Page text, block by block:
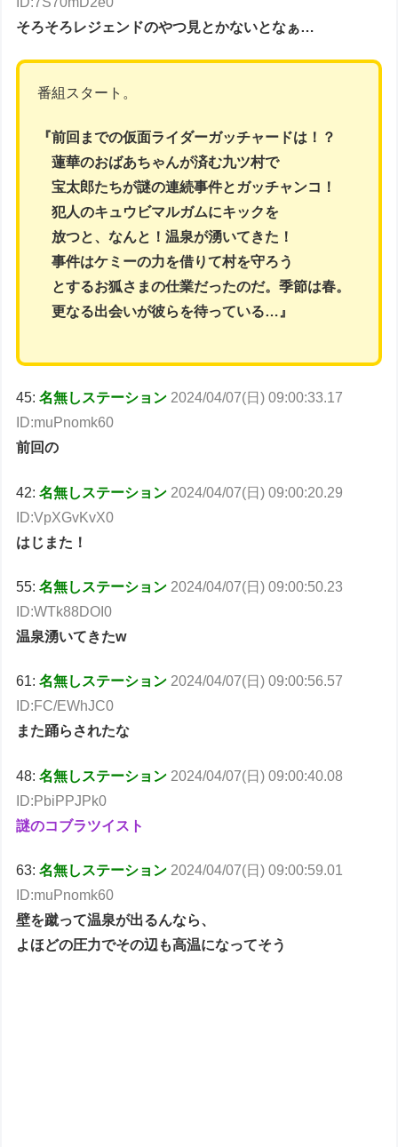
そろそろレジェンドのやつ見とかないとなぁ…
番組スタート。
『前回までの仮面ライダーガッチャードは！？
蓮華のおばあちゃんが済む九ツ村で
宝太郎たちが謎の連続事件とガッチャンコ！
犯人のキュウビマルガムにキックを
放つと、なんと！温泉が湧いてきた！
事件はケミーの力を借りて村を守ろう
とするお狐さまの仕業だったのだ。季節は春。
更なる出会いが彼らを待っている…』
45:名無しステーション 2024/04/07(日) 09:00:33.17
ID:muPnomk60
前回の
42:名無しステーション 2024/04/07(日) 09:00:20.29
ID:VpXGvKvX0
はじまた！
55:名無しステーション 2024/04/07(日) 09:00:50.23
ID:WTk88DOI0
温泉湧いてきたw
61:名無しステーション 2024/04/07(日) 09:00:56.57
ID:FC/EWhJC0
また踊らされたな
48:名無しステーション 2024/04/07(日) 09:00:40.08
ID:PbiPPJPk0
謎のコブラツイスト
63:名無しステーション 2024/04/07(日) 09:00:59.01
ID:muPnomk60
壁を蹴って温泉が出るんなら、
よほどの圧力でその辺も高温になってそう